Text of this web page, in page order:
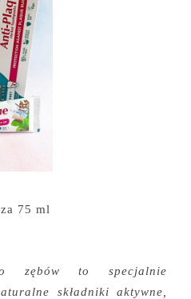
75 ml
zębów to specjalnie
składniki aktywne,